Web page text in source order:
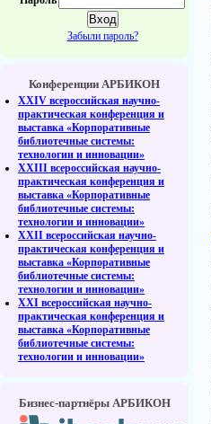
Забыли пароль?
Конференции АРБИКОН
XXIV всероссийская научно-
практическая конференция и
выставка «Корпоративные
библиотечные системы:
технологии и инновации»
XXIII всероссийская научно-
практическая конференция и
выставка «Корпоративные
библиотечные системы:
технологии и инновации»
XXII всероссийская научно-
практическая конференция и
выставка «Корпоративные
библиотечные системы:
технологии и инновации»
XXI всероссийская научно-
практическая конференция и
выставка «Корпоративные
библиотечные системы:
технологии и инновации»
Бизнес-партнёры АРБИКОН